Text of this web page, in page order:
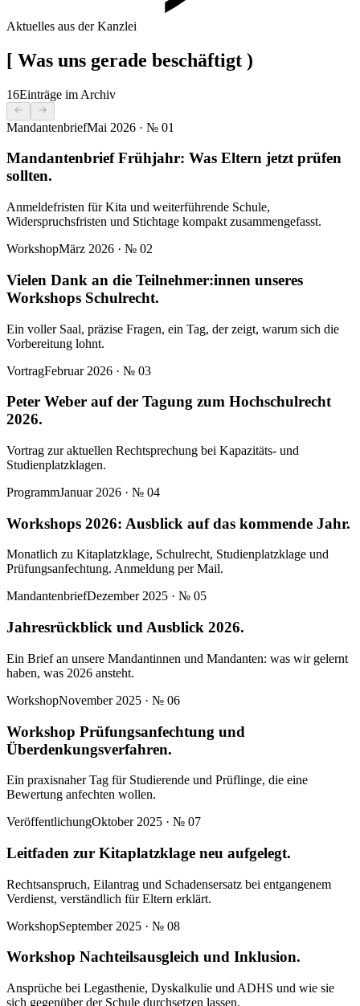
Aktuelles aus der Kanzlei
[ Was uns gerade beschäftigt )
16Einträge im Archiv
MandantenbriefMai 2026 · № 01
Mandantenbrief Frühjahr: Was Eltern jetzt prüfen
sollten.
Anmeldefristen für Kita und weiterführende Schule,
Widerspruchsfristen und Stichtage kompakt zusammengefasst.
WorkshopMärz 2026 · № 02
Vielen Dank an die Teilnehmer:innen unseres
Workshops Schulrecht.
Ein voller Saal, präzise Fragen, ein Tag, der zeigt, warum sich die
Vorbereitung lohnt.
VortragFebruar 2026 · № 03
Peter Weber auf der Tagung zum Hochschulrecht
2026.
Vortrag zur aktuellen Rechtsprechung bei Kapazitäts- und
Studienplatzklagen.
ProgrammJanuar 2026 · № 04
Workshops 2026: Ausblick auf das kommende Jahr.
Monatlich zu Kitaplatzklage, Schulrecht, Studienplatzklage und
Prüfungsanfechtung. Anmeldung per Mail.
MandantenbriefDezember 2025 · № 05
Jahresrückblick und Ausblick 2026.
Ein Brief an unsere Mandantinnen und Mandanten: was wir gelernt
haben, was 2026 ansteht.
WorkshopNovember 2025 · № 06
Workshop Prüfungsanfechtung und
Überdenkungsverfahren.
Ein praxisnaher Tag für Studierende und Prüflinge, die eine
Bewertung anfechten wollen.
VeröffentlichungOktober 2025 · № 07
Leitfaden zur Kitaplatzklage neu aufgelegt.
Rechtsanspruch, Eilantrag und Schadensersatz bei entgangenem
Verdienst, verständlich für Eltern erklärt.
WorkshopSeptember 2025 · № 08
Workshop Nachteilsausgleich und Inklusion.
Ansprüche bei Legasthenie, Dyskalkulie und ADHS und wie sie
sich gegenüber der Schule durchsetzen lassen.